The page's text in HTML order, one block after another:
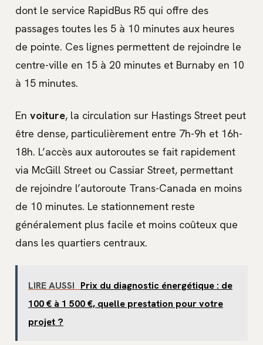
dont le service RapidBus R5 qui offre des
passages toutes les 5 à 10 minutes aux heures
de pointe. Ces lignes permettent de rejoindre le
centre-ville en 15 à 20 minutes et Burnaby en 10
à 15 minutes.
En voiture, la circulation sur Hastings Street peut
être dense, particulièrement entre 7h-9h et 16h-
18h. L’accès aux autoroutes se fait rapidement
via McGill Street ou Cassiar Street, permettant
de rejoindre l’autoroute Trans-Canada en moins
de 10 minutes. Le stationnement reste
généralement plus facile et moins coûteux que
dans les quartiers centraux.
LIRE AUSSI Prix du diagnostic énergétique : de
100 € à 1 500 €, quelle prestation pour votre
projet ?